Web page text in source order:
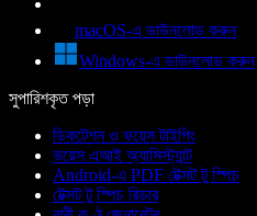
macOS-এ ডাউনলোড করুন
Windows-এ ডাউনলোড করুন
সুপারিশকৃত পড়া
ডিকটেশন ও ভয়েস টাইপিং
ভয়েস এআই অ্যাসিস্ট্যান্ট
Android-এ PDF টেক্সট টু স্পিচ
টেক্সট টু স্পিচ রিডার